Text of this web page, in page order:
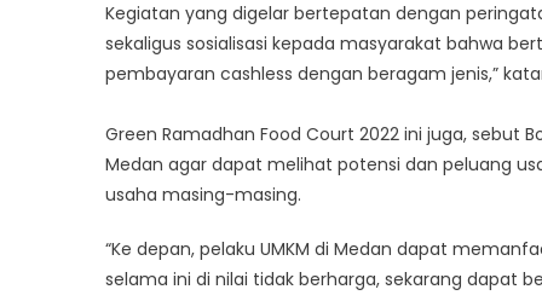
Kegiatan yang digelar bertepatan dengan
sekaligus sosialisasi kepada masyarakat bahwa
pembayaran cashless dengan beragam jenis,”
Green Ramadhan Food Court 2022 ini juga, sebut
Medan agar dapat melihat potensi dan peluang
usaha masing-masing.
“Ke depan, pelaku UMKM di Medan dapat
selama ini di nilai tidak berharga, sekarang dapat